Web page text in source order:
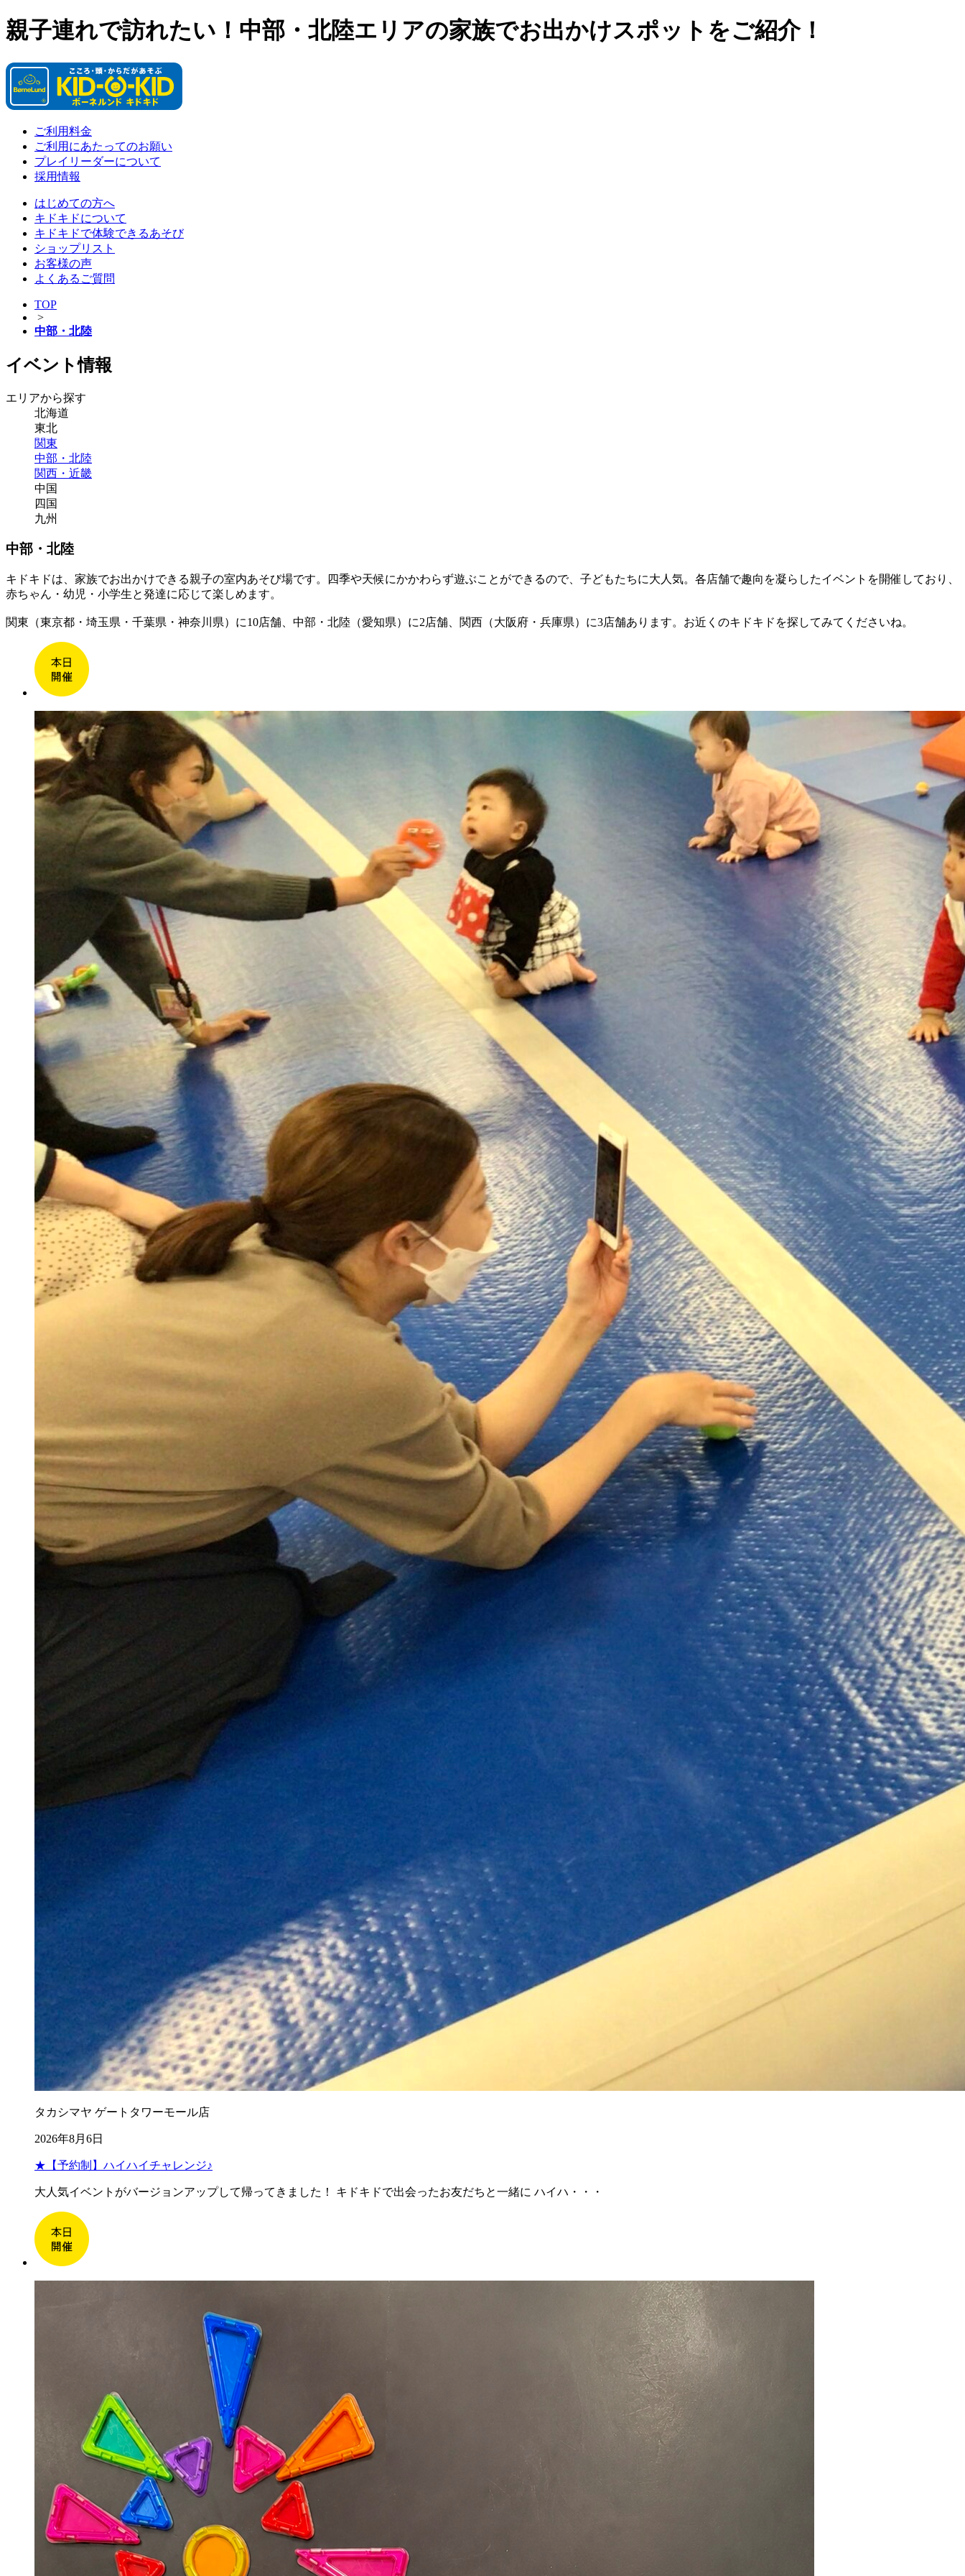
親子連れで訪れたい！中部・北陸エリアの家族でお出かけスポットをご紹介！
ご利用料金
ご利用にあたってのお願い
プレイリーダーについて
採用情報
はじめての方へ
キドキドについて
キドキドで体験できるあそび
ショップリスト
お客様の声
よくあるご質問
TOP
>
中部・北陸
イベント情報
エリアから探す
北海道
東北
関東
中部・北陸
関西・近畿
中国
四国
九州
中部・北陸
キドキドは、家族でお出かけできる親子の室内あそび場です。四季や天候にかかわらず遊ぶことができるので、子どもたちに大人気。各店舗で趣向を凝らしたイベントを開催しており、
赤ちゃん・幼児・小学生と発達に応じて楽しめます。
関東（東京都・埼玉県・千葉県・神奈川県）に10店舗、中部・北陸（愛知県）に2店舗、関西（大阪府・兵庫県）に3店舗あります。お近くのキドキドを探してみてくださいね。
タカシマヤ ゲートタワーモール店
2026年8月6日
★【予約制】ハイハイチャレンジ♪
大人気イベントがバージョンアップして帰ってきました！ キドキドで出会ったお友だちと一緒に ハイハ・・・